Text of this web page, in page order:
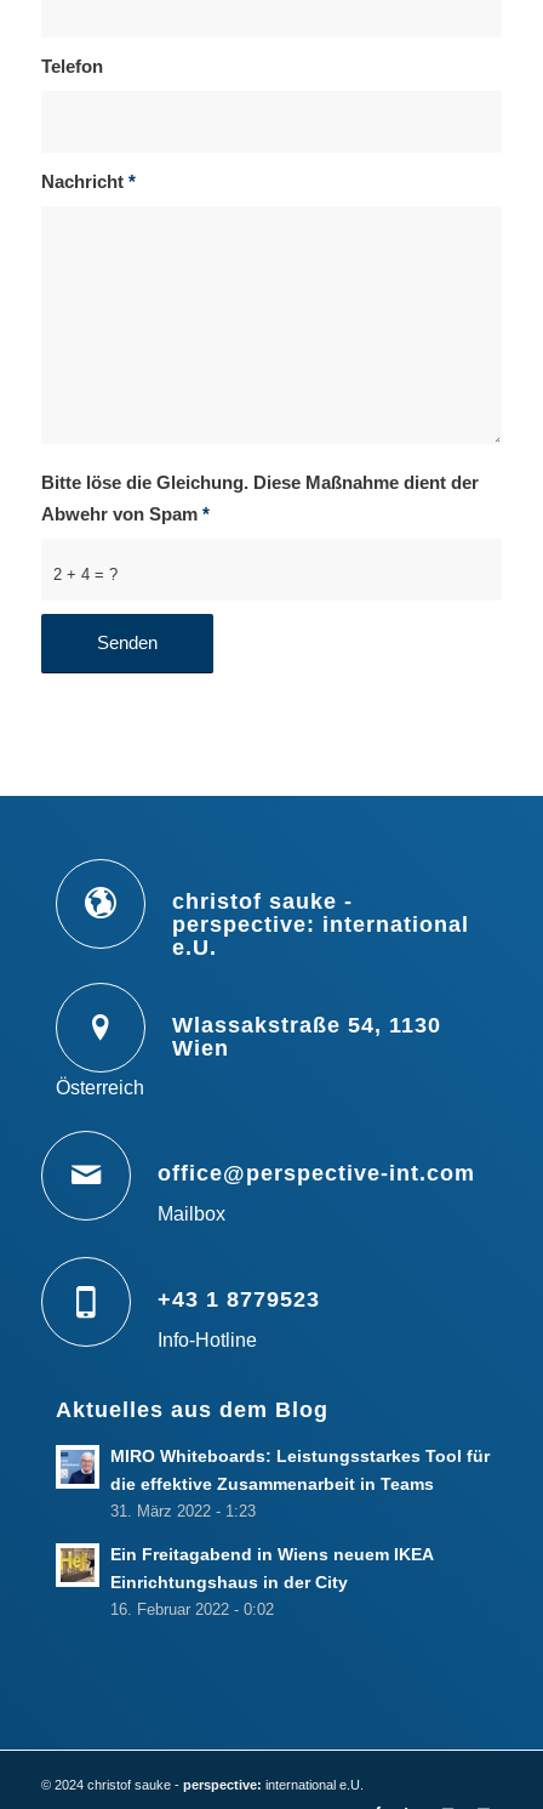
Telefon
Nachricht *
2 + 4 = ?
Bitte löse die Gleichung. Diese Maßnahme dient der
Abwehr von Spam *
christof sauke -
perspective: international
e.U.
Wlassakstraße 54, 1130
Wien
Österreich
office@perspective-int.com
Mailbox
+43 1 8779523
Info-Hotline
Aktuelles aus dem Blog
MIRO Whiteboards: Leistungsstarkes Tool für
die effektive Zusammenarbeit in Teams
31. März 2022 - 1:23
Ein Freitagabend in Wiens neuem IKEA
Einrichtungshaus in der City
16. Februar 2022 - 0:02
© 2024 christof sauke - perspective: international e.U.